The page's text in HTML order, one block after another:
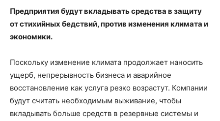
Предприятия будут вкладывать средства в защиту
от стихийных бедствий, против изменения климата и
экономики.
Поскольку изменение климата продолжает наносить
ущерб, непрерывность бизнеса и аварийное
восстановление как услуга резко возрастут. Компании
будут считать необходимым выживание, чтобы
вкладывать больше средств в резервные системы и